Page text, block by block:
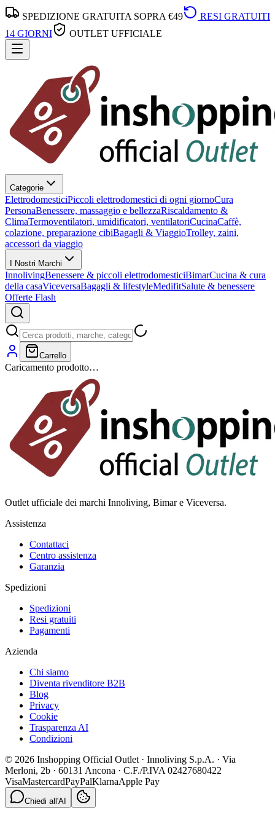
SPEDIZIONE GRATUITA SOPRA €49
RESI GRATUITI
14 GIORNI
OUTLET UFFICIALE
Categorie
ElettrodomesticiPiccoli elettrodomestici di ogni giornoCura
PersonaBenessere, massaggio e bellezzaRiscaldamento &
ClimaTermoventilatori, umidificatori, ventilatoriCucinaCaffè,
colazione, preparazione cibiBagagli & ViaggioTrolley, zaini,
accessori da viaggio
I Nostri Marchi
InnolivingBenessere & piccoli elettrodomesticiBimarCucina & cura
della casaViceversaBagagli & lifestyleMedifitSalute & benessere
Offerte Flash
Carrello
Caricamento prodotto…
Outlet ufficiale dei marchi Innoliving, Bimar e Viceversa.
Assistenza
Contattaci
Centro assistenza
Garanzia
Spedizioni
Spedizioni
Resi gratuiti
Pagamenti
Azienda
Chi siamo
Diventa rivenditore B2B
Blog
Privacy
Cookie
Trasparenza AI
Condizioni
© 2026 Inshopping Official Outlet · Innoliving S.p.A. · Via
Merloni, 2b · 60131 Ancona · C.F./P.IVA 02427680422
VisaMastercardPayPalKlarnaApple Pay
Chiedi all'AI